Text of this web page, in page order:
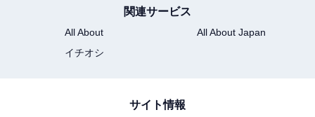
関連サービス
All About
All About Japan
イチオシ
サイト情報